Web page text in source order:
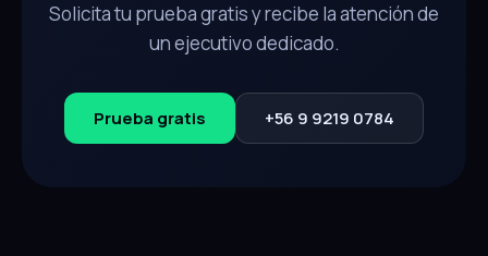
Solicita tu prueba gratis y recibe la atención de
un ejecutivo dedicado.
Prueba gratis +56 9 9219 0784